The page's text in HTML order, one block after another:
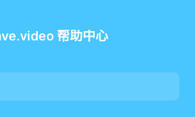
帮助中心